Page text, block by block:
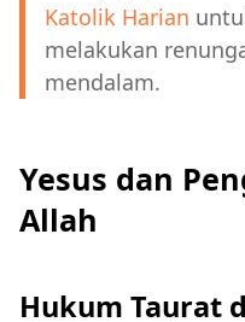
Katolik Harian
melakukan
mendalam.
Yesus dan
Allah
Hukum Taurat